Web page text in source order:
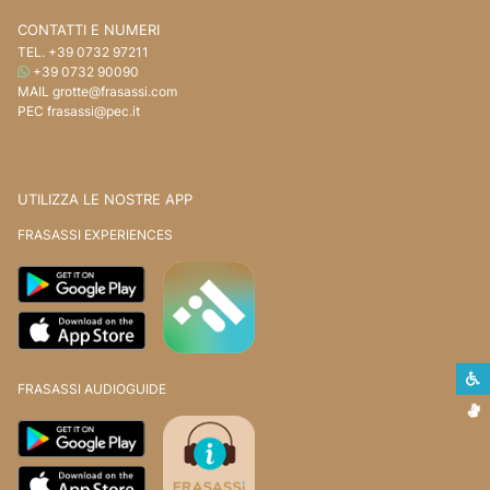
CONTATTI E NUMERI
TEL. +39 0732 97211
WHATSAPP
+39 0732 90090
MAIL grotte@frasassi.com
PEC frasassi@pec.it
UTILIZZA LE NOSTRE APP
FRASASSI EXPERIENCES
FRASASSI AUDIOGUIDE